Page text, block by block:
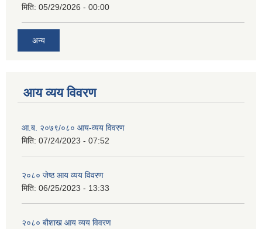
मिति: 05/29/2026 - 00:00
अन्य
आय व्यय विवरण
आ.ब. २०७९/०८० आय-व्यय विवरण
मिति: 07/24/2023 - 07:52
२०८० जेष्ठ आय व्यय विवरण
मिति: 06/25/2023 - 13:33
२०८० बौशाख आय व्यय विवरण